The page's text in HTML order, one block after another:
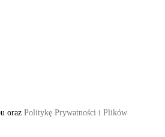
oraz Politykę Prywatności i Plików